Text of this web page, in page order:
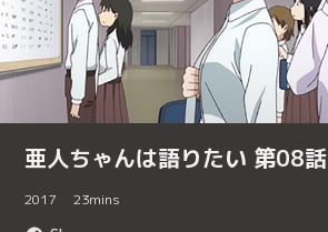
亜人ちゃんは語りたい 第08話
2017 23mins